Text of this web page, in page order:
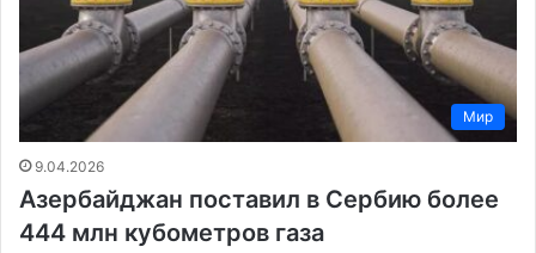
Мир
9.04.2026
Азербайджан поставил в Сербию более
444 млн кубометров газа